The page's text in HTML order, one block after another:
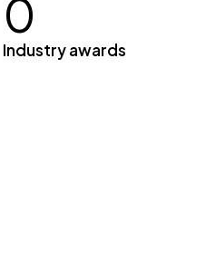
0
Industry awards